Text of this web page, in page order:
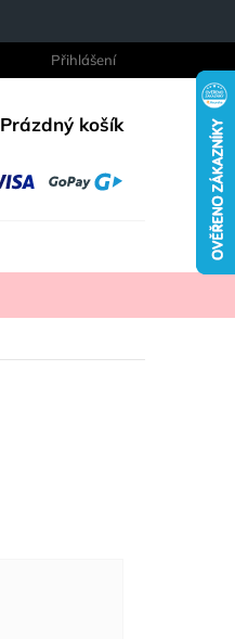
Přihlášení
Nákupní
Prázdný košík